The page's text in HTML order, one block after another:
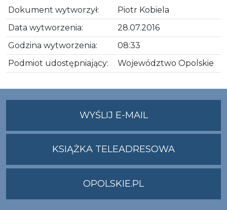
Dokument wytworzył:
Piotr Kobiela
Data wytworzenia:
28.07.2016
Godzina wytworzenia:
08:33
Podmiot udostępniający:
Województwo Opolskie
WYŚLIJ E-MAILNA
ADRES
KSIĄŻKA TELEADRESOWA
OPOLSKIE.PL